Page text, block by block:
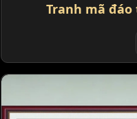
Tranh mã đáo